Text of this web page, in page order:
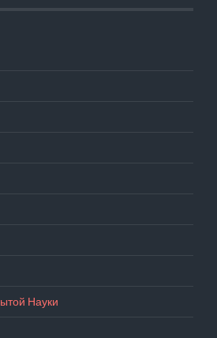
Науки